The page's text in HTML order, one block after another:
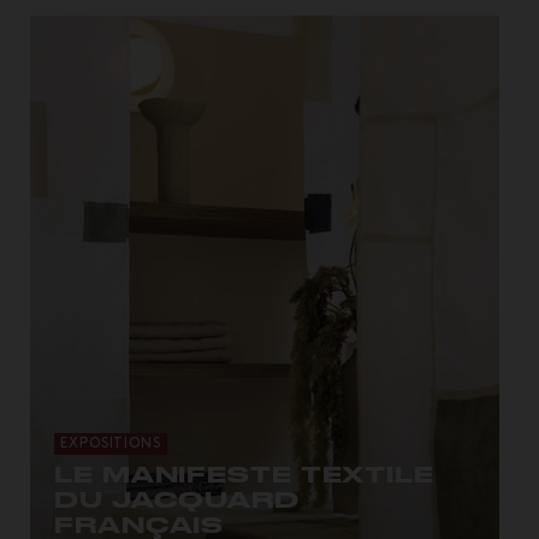
EXPOSITIONS
LE MANIFESTE TEXTILE
DU JACQUARD
FRANÇAIS